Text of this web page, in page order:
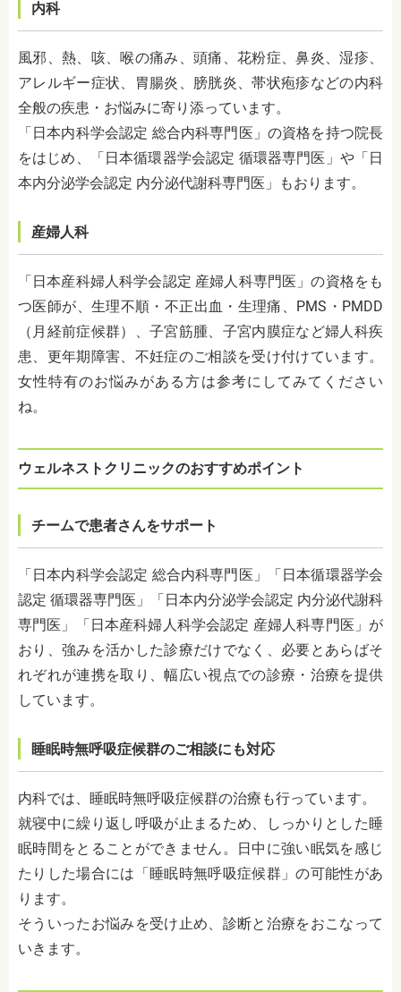
内科
風邪、熱、咳、喉の痛み、頭痛、花粉症、鼻炎、湿疹、
アレルギー症状、胃腸炎、膀胱炎、帯状疱疹などの内科
全般の疾患・お悩みに寄り添っています。
「日本内科学会認定 総合内科専門医」の資格を持つ院長
をはじめ、「日本循環器学会認定 循環器専門医」や「日
本内分泌学会認定 内分泌代謝科専門医」もおります。
産婦人科
「日本産科婦人科学会認定 産婦人科専門医」の資格をも
つ医師が、生理不順・不正出血・生理痛、PMS・PMDD
（月経前症候群）、子宮筋腫、子宮内膜症など婦人科疾
患、更年期障害、不妊症のご相談を受け付けています。
女性特有のお悩みがある方は参考にしてみてください
ね。
ウェルネストクリニックのおすすめポイント
チームで患者さんをサポート
「日本内科学会認定 総合内科専門医」「日本循環器学会
認定 循環器専門医」「日本内分泌学会認定 内分泌代謝科
専門医」「日本産科婦人科学会認定 産婦人科専門医」が
おり、強みを活かした診療だけでなく、必要とあらばそ
れぞれが連携を取り、幅広い視点での診療・治療を提供
しています。
睡眠時無呼吸症候群のご相談にも対応
内科では、睡眠時無呼吸症候群の治療も行っています。
就寝中に繰り返し呼吸が止まるため、しっかりとした睡
眠時間をとることができません。日中に強い眠気を感じ
たりした場合には「睡眠時無呼吸症候群」の可能性があ
ります。
そういったお悩みを受け止め、診断と治療をおこなって
いきます。